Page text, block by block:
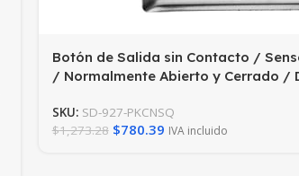
Botón de Salida sin Contacto /
/ Normalmente Abierto y Cerrado /
Segundos / Uso Interior
SKU: SD-927-PKCNSQ
$1,273.28 $780.39 IVA incluido